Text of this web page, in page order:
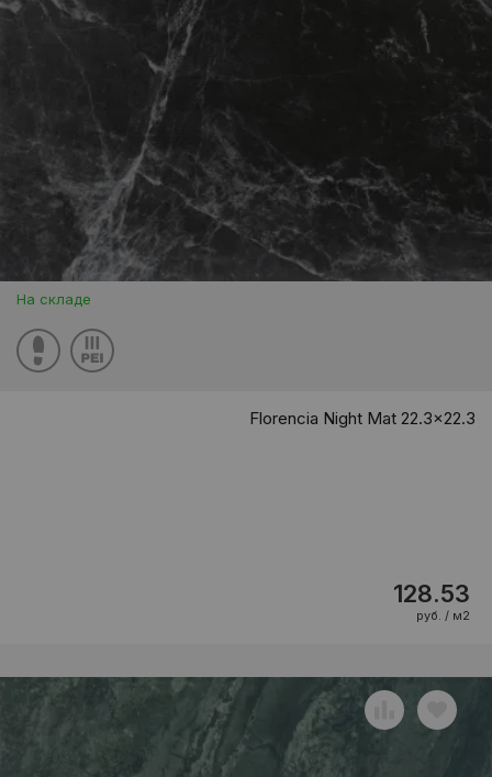
На складе
Florencia Night Mat 22.3x22.3
128.53
руб. / м2